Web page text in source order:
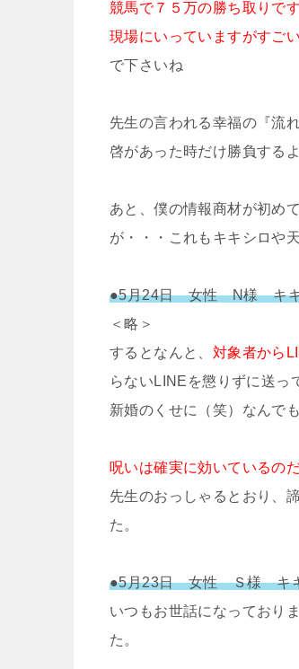
競馬で７５万の勝ち取りで
現場にいっていますがすご
で下さいね
先生の言われる幸福の『流
啓があった時だけ勝負する
あと、僕の情報商材が初め
が・・・これもキキシロや
●5月24日 女性 N様 キ
＜略＞
するとなんと、 対象者から
らないLINEを懲りずに送っ
新婚のくせに（笑）なんで
呪いは確実に効いているの
先生のおっしゃるとおり、
た。
●5月23日 女性 Ｓ様 キ
いつもお世話になっており
た。